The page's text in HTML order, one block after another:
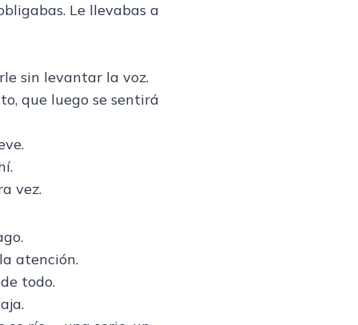
Le llevabas a
sin levantar la voz.
que luego se sentirá
vez.
atención.
todo.